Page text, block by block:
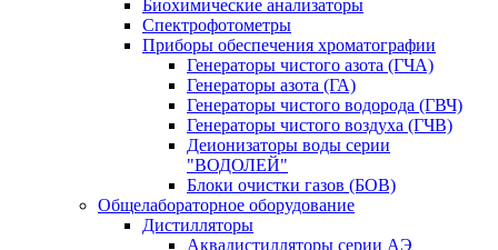
Биохимические анализаторы
Спектрофотометры
Приборы обеспечения хроматографии
Генераторы чистого азота (ГЧА)
Генераторы азота (ГА)
Генераторы чистого водорода (ГВЧ)
Генераторы чистого воздуха (ГЧВ)
Деионизаторы воды серии
"ВОДОЛЕЙ"
Блоки очистки газов (БОВ)
Общелабораторное оборудование
Дистилляторы
Аквадистилляторы серии АЭ